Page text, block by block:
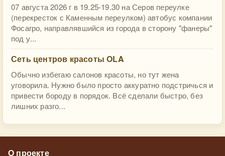
07 августа 2026 г в 19.25-19.30 на Серов переулке
(перекресток с Каменным переулком) автобус компании
Фосагро, направлявшийся из города в сторону "фанеры"
под у...
Сеть центров красоты OLA
Обычно избегаю салонов красоты, но тут жена
уговорила. Нужно было просто аккуратно подстричься и
привести бороду в порядок. Всё сделали быстро, без
лишних разго...
О проекте